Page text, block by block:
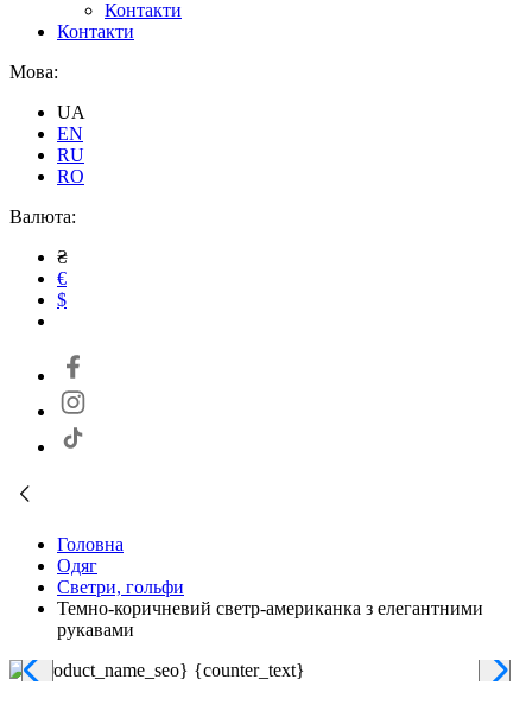
Контакти
Контакти
Мова:
UA
EN
RU
RO
Валюта:
₴
€
$
Головна
Одяг
Светри, гольфи
Темно-коричневий светр-американка з елегантними
рукавами